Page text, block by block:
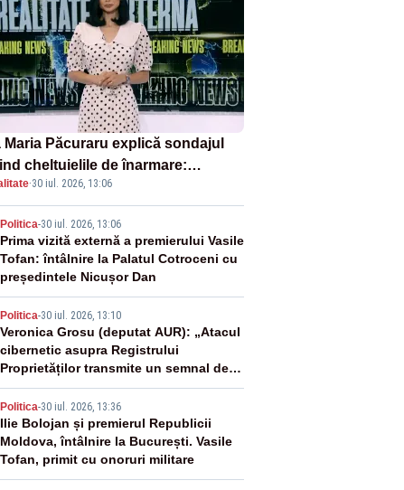
Maria Păcuraru explică sondajul
cheltuielile de înarmare:
cer transparență în achiziții și
între partenerii externi
·30 iul. 2026, 13:06
Politica-30 iul. 2026, 13:06
Prima vizită externă a premierului Vasile
Tofan: întâlnire la Palatul Cotroceni cu
președintele Nicușor Dan
Politica-30 iul. 2026, 13:10
Veronica Grosu (deputat AUR): „Atacul
cibernetic asupra Registrului
Proprietăților transmite un semnal de
neîncredere investitorilor”
Politica-30 iul. 2026, 13:36
Ilie Bolojan și premierul Republicii
Moldova, întâlnire la București. Vasile
Tofan, primit cu onoruri militare